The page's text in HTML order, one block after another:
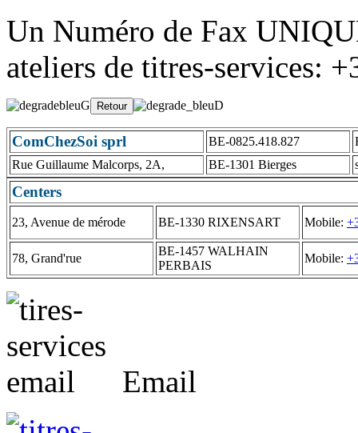
Un Numéro de Fax
ateliers de titres-services:
ComChezSoi sprl BE-0825.418.827
Rue Guillaume Malcorps, 2A,
BE-1301 Bierges
Centers
23, Avenue de mérode BE-1330 RIXENSART Mobile:
78, Grand'rue
BE-1457 WALHAIN
PERBAIS
Mobile:
Email